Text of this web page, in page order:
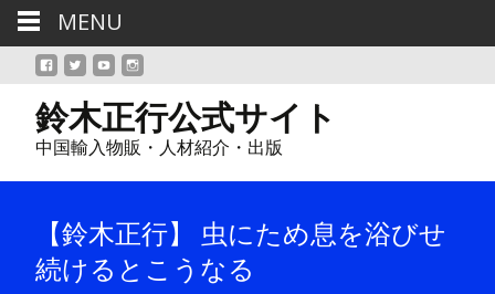
鈴木正行公式サイト
中国輸入物販・人材紹介・出版
【鈴木正行】 虫にため息を浴びせ
続けるとこうなる
MENU